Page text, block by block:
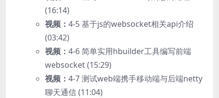
(16:14)
视频： 4-5 基于js的websocket相关api介绍
(03:42)
视频： 4-6 简单实用hbuilder工具编写前端
websocket (15:29)
视频： 4-7 测试web端携手移动端与后端netty
聊天通信 (11:04)